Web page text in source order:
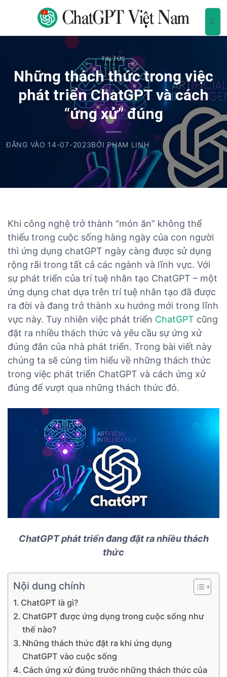
TIN TỨC
Những thách thức trong việc
phát triển ChatGPT và cách
“ứng xử” đúng
ĐĂNG VÀO 14-07-2023BỞIPHẠM LINH
Khi công nghệ trở thành “món ăn” không thể
thiếu trong cuộc sống hàng ngày của con người
thì ứng dụng chatGPT ngày càng được sử dụng
rộng rãi trong tất cả các ngành và lĩnh vực. Với
sự phát triển của trí tuệ nhân tạo ChatGPT – một
ứng dụng chat dựa trên trí tuệ nhân tạo đã được
ra đời và đang trở thành xu hướng mới trong lĩnh
vực này. Tuy nhiên việc phát triển ChatGPT cũng
đặt ra nhiều thách thức và yêu cầu sự ứng xử
đúng đắn của nhà phát triển. Trong bài viết này
chúng ta sẽ cùng tìm hiểu về những thách thức
trong việc phát triển ChatGPT và cách ứng xử
đúng để vượt qua những thách thức đó.
ChatGPT phát triển đang đặt ra nhiều thách
thức
Nội dung chính
ChatGPT là gì?
ChatGPT được ứng dụng trong cuộc sống như
thế nào?
Những thách thức đặt ra khi ứng dụng
ChatGPT vào cuộc sống
Cách ứng xử đúng trước những thách thức của